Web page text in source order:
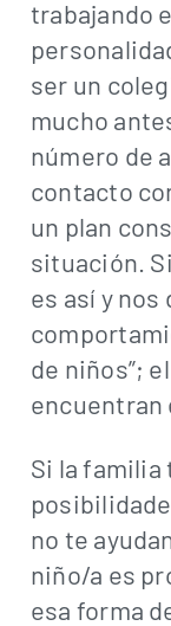
trabajando
ser un
mucho
número de
contacto
un plan
situación.
es así y nos
de niños”;
encuentran
Si la familia
no te
niño/a es
esa forma